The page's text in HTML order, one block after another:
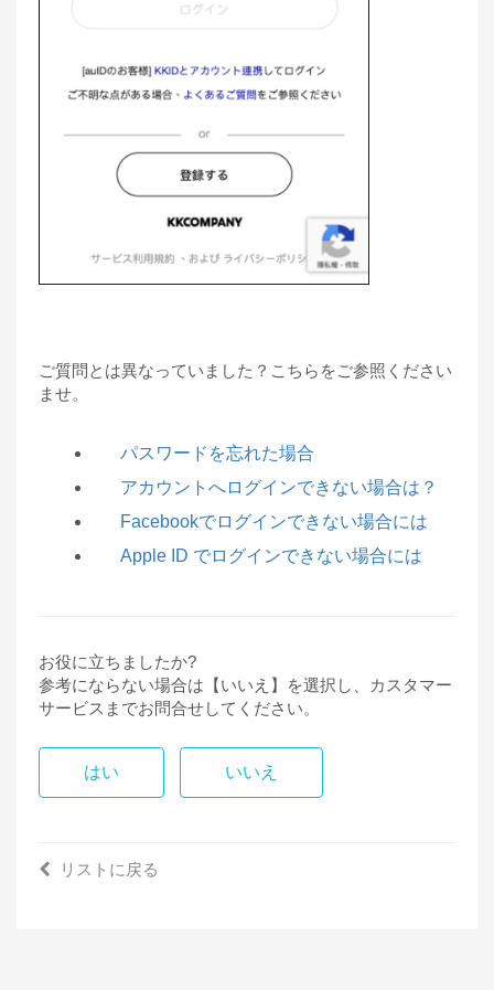
ご質問とは異なっていました？こちらをご参照ください
ませ。
パスワードを忘れた場合
アカウントへログインできない場合は？
Facebookでログインできない場合には
Apple ID でログインできない場合には
お役に立ちましたか?
参考にならない場合は【いいえ】を選択し、カスタマー
サービスまでお問合せしてください。
はい いいえ
リストに戻る